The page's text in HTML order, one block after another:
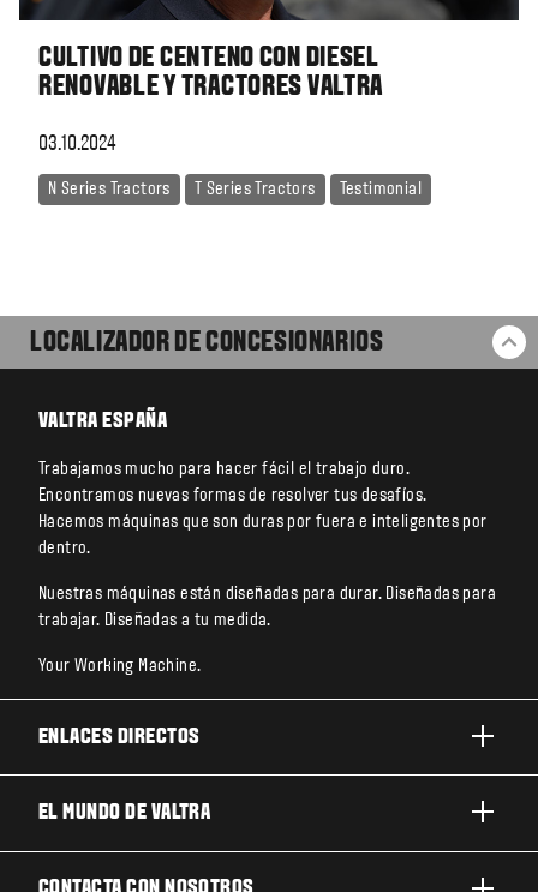
CULTIVO DE CENTENO CON DIESEL
RENOVABLE Y TRACTORES VALTRA
03.10.2024
N Series Tractors T Series Tractors Testimonial
LOCALIZADOR DE CONCESIONARIOS
VALTRA ESPAÑA
Trabajamos mucho para hacer fácil el trabajo duro.
Encontramos nuevas formas de resolver tus desafíos.
Hacemos máquinas que son duras por fuera e inteligentes por
dentro.
Nuestras máquinas están diseñadas para durar. Diseñadas para
trabajar. Diseñadas a tu medida.
Your Working Machine.
ENLACES DIRECTOS
EL MUNDO DE VALTRA